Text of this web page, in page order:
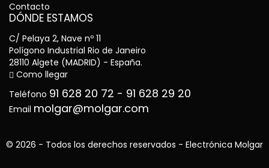
Contacto
DÓNDE ESTAMOS
C/ Pelaya 2, Nave nº 11
Polígono Industrial Rio de Janeiro
28110 Algete (MADRID) - España.
Como llegar
Teléfono 91 628 20 72 - 91 628 29 20
Email molgar@molgar.com
© 2026 - Todos los derechos reservados - Electrónica Molgar